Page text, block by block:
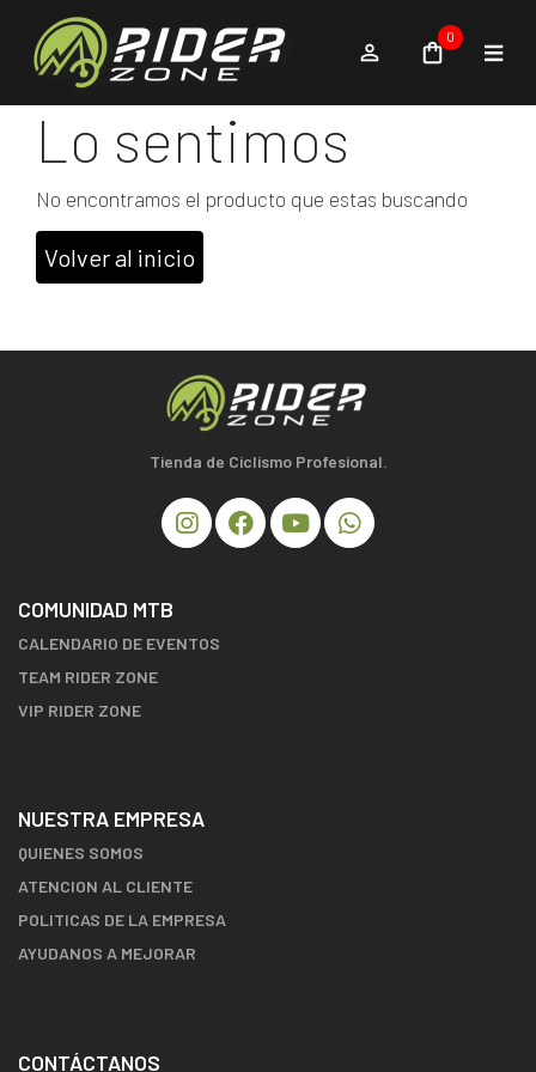
0
Lo sentimos
No encontramos el producto que estas buscando
Volver al inicio
Tienda de Ciclismo Profesional.
COMUNIDAD MTB
CALENDARIO DE EVENTOS
TEAM RIDER ZONE
VIP RIDER ZONE
NUESTRA EMPRESA
QUIENES SOMOS
ATENCION AL CLIENTE
POLITICAS DE LA EMPRESA
AYUDANOS A MEJORAR
CONTÁCTANOS